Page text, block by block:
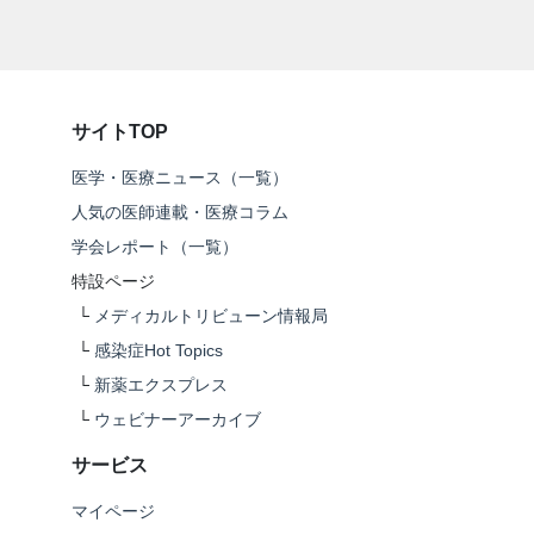
サイトTOP
医学・医療ニュース（一覧）
人気の医師連載・医療コラム
学会レポート（一覧）
特設ページ
└ メディカルトリビューン情報局
└ 感染症Hot Topics
└ 新薬エクスプレス
└ ウェビナーアーカイブ
サービス
マイページ